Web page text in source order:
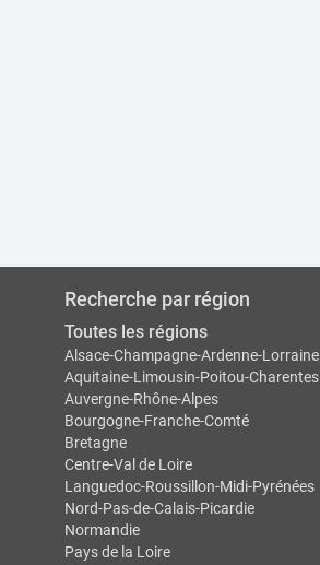
Recherche par région
Toutes les régions
Alsace-Champagne-Ardenne-Lorraine
Aquitaine-Limousin-Poitou-Charentes
Auvergne-Rhône-Alpes
Bourgogne-Franche-Comté
Bretagne
Centre-Val de Loire
Languedoc-Roussillon-Midi-Pyrénées
Nord-Pas-de-Calais-Picardie
Normandie
Pays de la Loire